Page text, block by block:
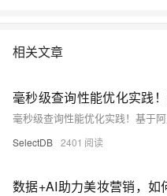
相关文章
SelectDB 2401
数据+AI助力美妆营销，如